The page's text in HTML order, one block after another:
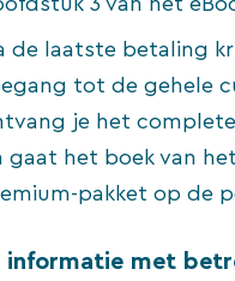
de laatste betaling
tot de gehele
je het
gaat het boek van het
pakket op de
informatie met